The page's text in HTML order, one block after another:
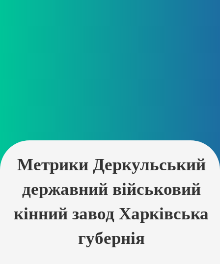
Метрики Деркульський
державний військовий
кінний завод Харківська
губернія